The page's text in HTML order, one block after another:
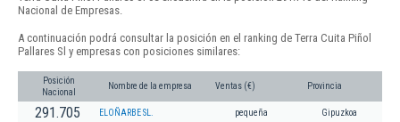
Nacional de Empresas.
A continuación podrá consultar la posición en el ranking de Terra Cuita Piñol
Pallares Sl y empresas con posiciones similares:
Posición
Nacional
Nombre de la empresa Ventas (€) Provincia
291.705 ELOÑARBE SL. pequeña Gipuzkoa